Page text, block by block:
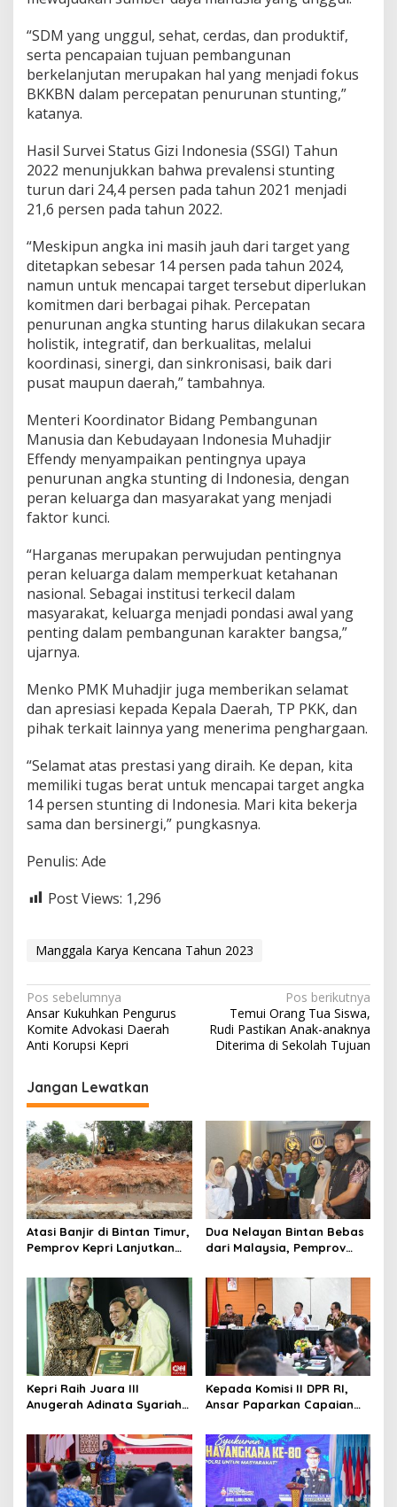
“SDM yang unggul, sehat, cerdas, dan produktif,
serta pencapaian tujuan pembangunan
berkelanjutan merupakan hal yang menjadi fokus
BKKBN dalam percepatan penurunan stunting,”
katanya.
Hasil Survei Status Gizi Indonesia (SSGI) Tahun
2022 menunjukkan bahwa prevalensi stunting
turun dari 24,4 persen pada tahun 2021 menjadi
21,6 persen pada tahun 2022.
“Meskipun angka ini masih jauh dari target yang
ditetapkan sebesar 14 persen pada tahun 2024,
namun untuk mencapai target tersebut diperlukan
komitmen dari berbagai pihak. Percepatan
penurunan angka stunting harus dilakukan secara
holistik, integratif, dan berkualitas, melalui
koordinasi, sinergi, dan sinkronisasi, baik dari
pusat maupun daerah,” tambahnya.
Menteri Koordinator Bidang Pembangunan
Manusia dan Kebudayaan Indonesia Muhadjir
Effendy menyampaikan pentingnya upaya
penurunan angka stunting di Indonesia, dengan
peran keluarga dan masyarakat yang menjadi
faktor kunci.
“Harganas merupakan perwujudan pentingnya
peran keluarga dalam memperkuat ketahanan
nasional. Sebagai institusi terkecil dalam
masyarakat, keluarga menjadi pondasi awal yang
penting dalam pembangunan karakter bangsa,”
ujarnya.
Menko PMK Muhadjir juga memberikan selamat
dan apresiasi kepada Kepala Daerah, TP PKK, dan
pihak terkait lainnya yang menerima penghargaan.
“Selamat atas prestasi yang diraih. Ke depan, kita
memiliki tugas berat untuk mencapai target angka
14 persen stunting di Indonesia. Mari kita bekerja
sama dan bersinergi,” pungkasnya.
Penulis: Ade
Post Views: 1,296
Manggala Karya Kencana Tahun 2023
N
a
v
i
g
a
s
i
p
o
s
Pos sebelumnya
Ansar Kukuhkan Pengurus
Komite Advokasi Daerah
Anti Korupsi Kepri
Pos berikutnya
Temui Orang Tua Siswa,
Rudi Pastikan Anak-anaknya
Diterima di Sekolah Tujuan
Jangan Lewatkan
Atasi Banjir di Bintan Timur,
Pemprov Kepri Lanjutkan
di Kampung Purwodadi
Dua Nelayan Bintan Bebas
dari Malaysia, Pemprov
ke Tanah Air
Kepri Raih Juara III
Anugerah Adinata Syariah
Syariah
Kepada Komisi II DPR RI,
Ansar Paparkan Capaian